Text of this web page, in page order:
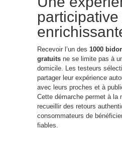
participative
Recevoir l’un des 1000
gratuits ne se limite pas à
domicile. Les testeurs
partager leur expérience
avec leurs proches et à
Cette démarche permet à la
recueillir des retours
consommateurs de
fiables.